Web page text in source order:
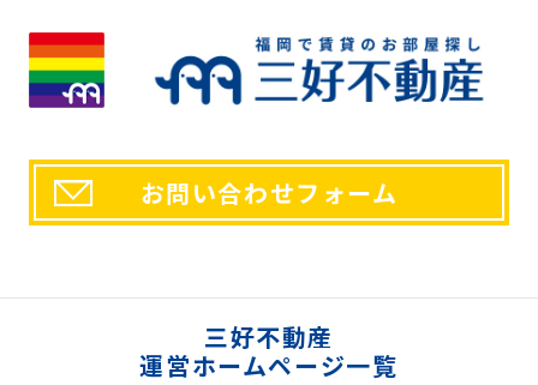
お問い合わせフォーム
三好不動産
運営ホームページ一覧